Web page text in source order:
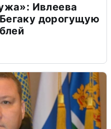
Ивлеева
дорогущую